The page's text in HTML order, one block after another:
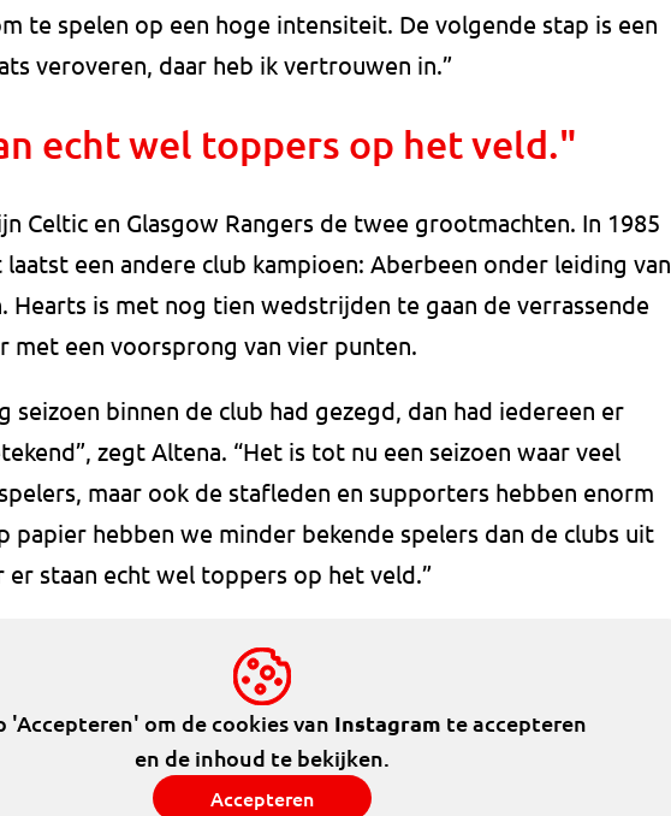
te spelen op een hoge intensiteit. De volgende stap is een
veroveren, daar heb ik vertrouwen in.”
echt wel toppers op het veld."
Celtic en Glasgow Rangers de twee grootmachten. In 1985
een andere club kampioen: Aberbeen onder leiding van
Hearts is met nog tien wedstrijden te gaan de verrassende
met een voorsprong van vier punten.
seizoen binnen de club had gezegd, dan had iedereen er
zegt Altena. “Het is tot nu een seizoen waar veel
maar ook de stafleden en supporters hebben enorm
papier hebben we minder bekende spelers dan de clubs uit
er staan echt wel toppers op het veld.”
'Accepteren' om de cookies van Instagram te accepteren
en de inhoud te bekijken.
Accepteren